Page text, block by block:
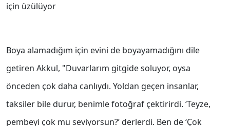
için üzülüyor
Boya alamadığım için evini de boyayamadığını dile
getiren Akkul, "Duvarlarım gitgide soluyor, oysa
önceden çok daha canlıydı. Yoldan geçen insanlar,
taksiler bile durur, benimle fotoğraf çektirirdi. ‘Teyze,
pembeyi çok mu seviyorsun?’ derlerdi. Ben de ‘Çok